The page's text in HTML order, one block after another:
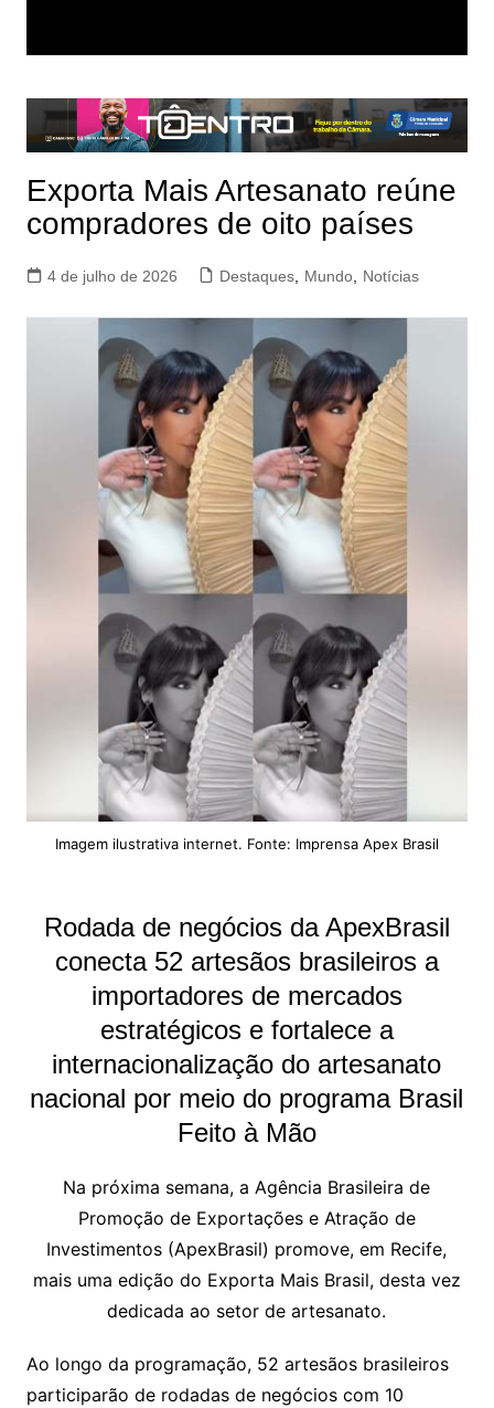
Exporta Mais Artesanato reúne
compradores de oito países
4 de julho de 2026 Destaques, Mundo, Notícias
Imagem ilustrativa internet. Fonte: Imprensa Apex Brasil
Rodada de negócios da ApexBrasil
conecta 52 artesãos brasileiros a
importadores de mercados
estratégicos e fortalece a
internacionalização do artesanato
nacional por meio do programa Brasil
Feito à Mão
Na próxima semana, a Agência Brasileira de
Promoção de Exportações e Atração de
Investimentos (ApexBrasil) promove, em Recife,
mais uma edição do Exporta Mais Brasil, desta vez
dedicada ao setor de artesanato.
Ao longo da programação, 52 artesãos brasileiros
participarão de rodadas de negócios com 10